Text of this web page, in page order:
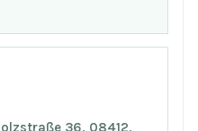
36, 08412,